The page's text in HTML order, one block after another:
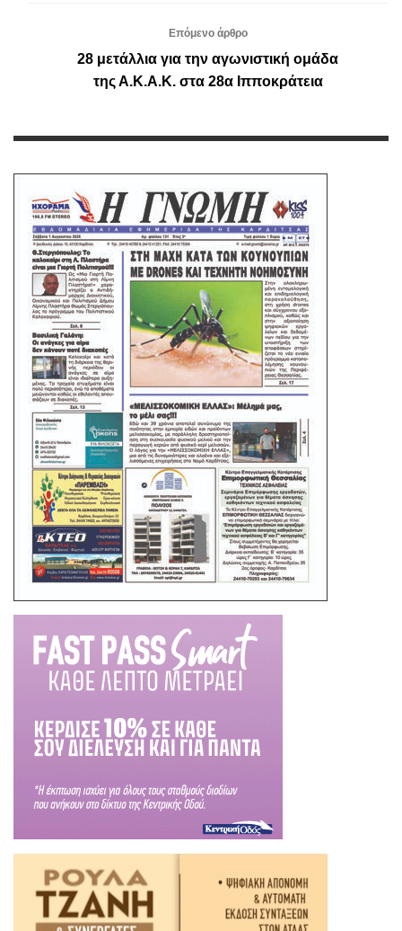
Επόμενο άρθρο
28 μετάλλια για την αγωνιστική ομάδα
της Α.Κ.Α.Κ. στα 28α Ιπποκράτεια